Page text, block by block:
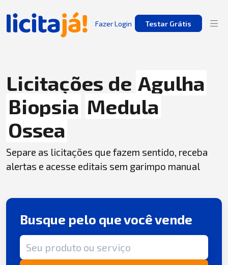
Fazer Login Testar Grátis
Licitações de Agulha
Biopsia Medula
Ossea
Separe as licitações que fazem sentido, receba
alertas e acesse editais sem garimpo manual
Busque pelo que você vende
Termo de busca